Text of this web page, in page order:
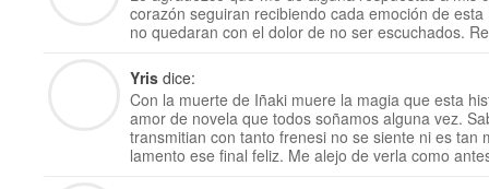
corazón seguiran recibiendo cada emoción de
no quedaran con el dolor de no ser escuchados.
Yris dice:
Con la muerte de Iñaki muere la magia que esta
amor de novela que todos soñamos alguna vez.
transmitian con tanto frenesi no se siente ni es tan
lamento ese final feliz. Me alejo de verla como